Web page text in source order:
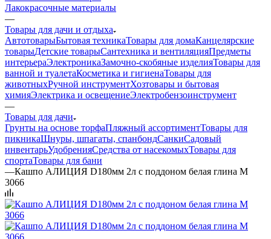
Лакокрасочные материалы
—
Товары для дачи и отдыха
АвтотоварыБытовая техникаТовары для домаКанцелярские
товарыДетские товарыСантехника и вентиляцияПредметы
интерьераЭлектроникаЗамочно-скобяные изделияТовары для
ванной и туалетаКосметика и гигиенаТовары для
животныхРучной инструментХозтовары и бытовая
химияЭлектрика и освещениеЭлектробензоинструмент
—
Товары для дачи
Грунты на основе торфаПляжный ассортиментТовары для
пикникаШнуры, шпагаты, спанбондСанкиСадовый
инвентарьУдобренияСредства от насекомыхТовары для
спортаТовары для бани
—Кашпо АЛИЦИЯ D180мм 2л с поддоном белая глина М
3066